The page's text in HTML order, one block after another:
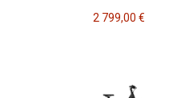
2 799,00 €